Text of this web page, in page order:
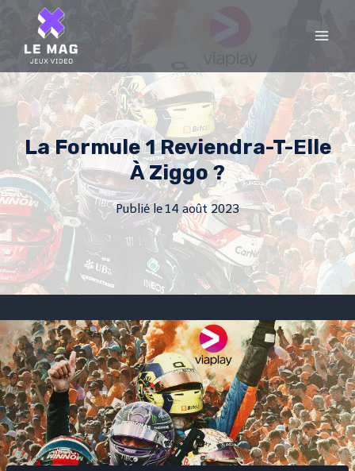
content
La Formule 1 Reviendra-T-Elle
À Ziggo ?
Publié le14 août 2023